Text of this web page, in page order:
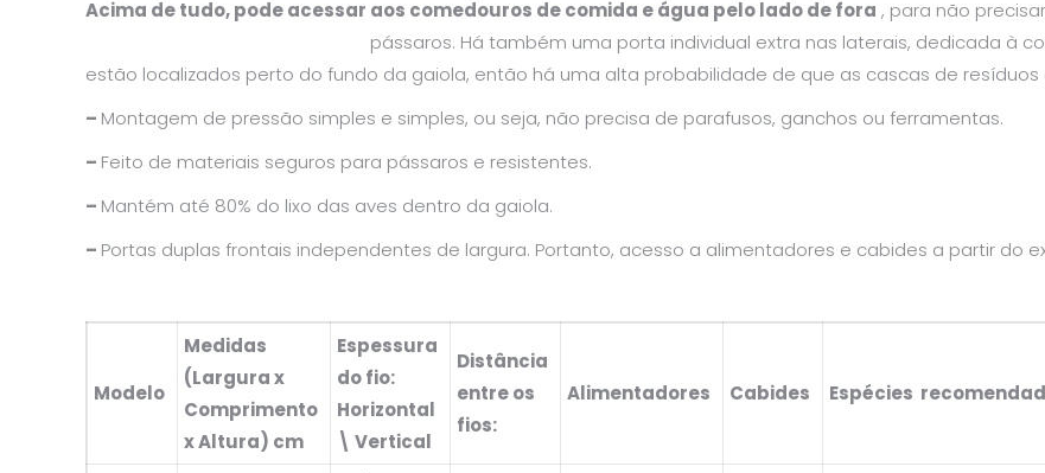
Acima de tudo, pode acessar aos comedouros de comida e água pelo lado de fora , para não
pássaros. Há também uma porta individual extra nas laterais, dedicada à
estão localizados perto do fundo da gaiola, então há uma alta probabilidade de que as cascas de
– Montagem de pressão simples e simples, ou seja, não precisa de parafusos, ganchos ou ferramentas.
– Feito de materiais seguros para pássaros e resistentes.
– Mantém até 80% do lixo das aves dentro da gaiola.
– Portas duplas frontais independentes de largura. Portanto, acesso a alimentadores e cabides a partir do
Modelo
Medidas
(Largura x
Comprimento
x Altura) cm
Espessura
do fio:
Horizontal
\ Vertical
Distância
entre os
fios:
Alimentadores Cabides Espécies